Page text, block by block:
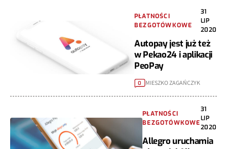
PŁATNOŚCI
BEZGOTÓWKOWE
31
LIP
2020
Autopay jest już też
w Pekao24 i aplikacji
PeoPay
0 MIESZKO ZAGAŃCZYK
PŁATNOŚCI
BEZGOTÓWKOWE
31
LIP
2020
Allegro uruchamia